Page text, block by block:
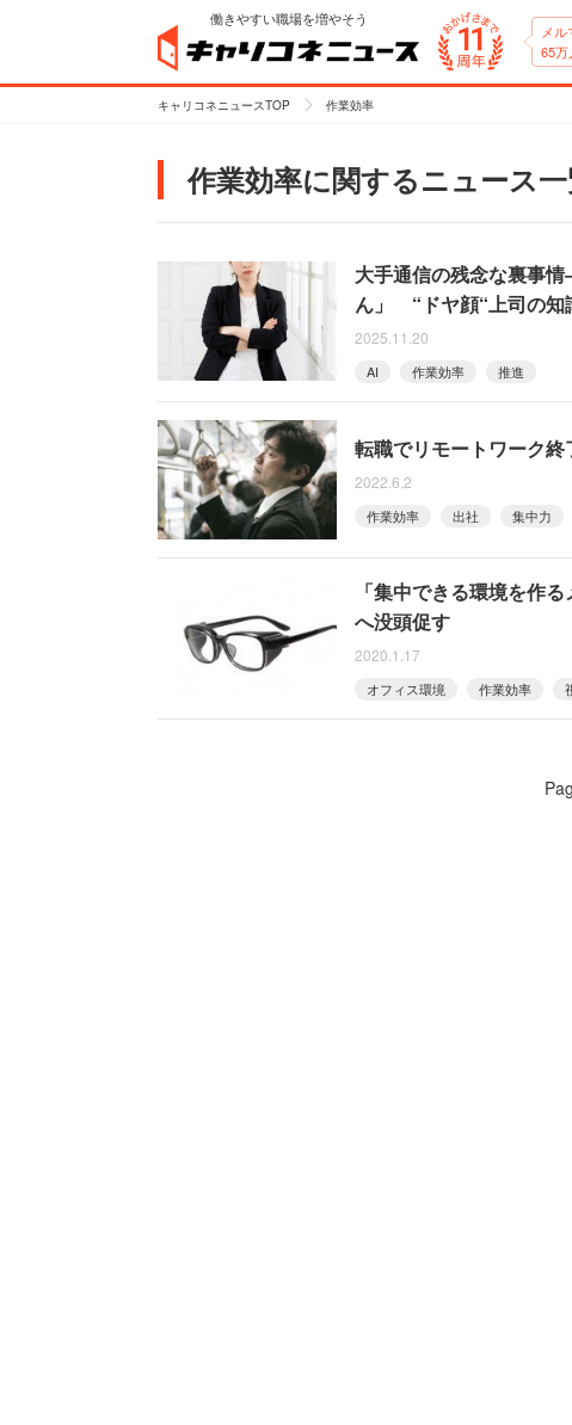
働きやすい職場を増やそう
メ
65万
キャリコネニュースTOP 作業効率
作業効率に関するニュース
大手通信の残念な裏事
ん」 “ドヤ顔“上司の知
2025.11.20
AI 作業効率 推進
転職でリモートワーク
2022.6.2
作業効率 出社 集中力
「集中できる環境を作
へ没頭促す
2020.1.17
オフィス環境 作業効率